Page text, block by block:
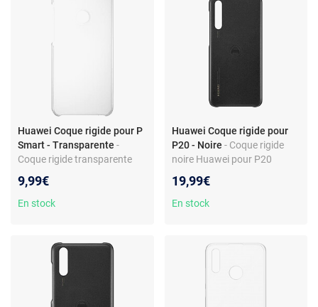
Huawei Coque rigide pour P
Smart - Transparente -
Coque rigide transparente
9,99€
En stock
Huawei Coque rigide pour
P20 - Noire - Coque rigide
noire Huawei pour P20
19,99€
En stock